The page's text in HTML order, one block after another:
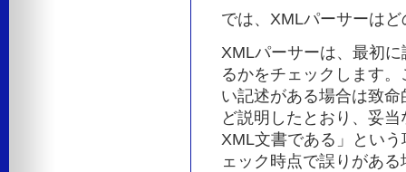
では、XMLパーサーは
XMLパーサーは、最初
るかをチェックします
い記述がある場合は致
ど説明したとおり、妥
XML文書である」とい
ェック時点で誤りがあ